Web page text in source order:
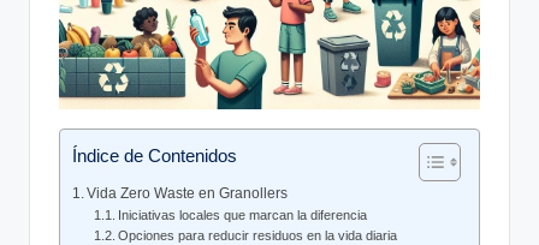
Índice de Contenidos
Vida Zero Waste en Granollers
Iniciativas locales que marcan la diferencia
Opciones para reducir residuos en la vida diaria